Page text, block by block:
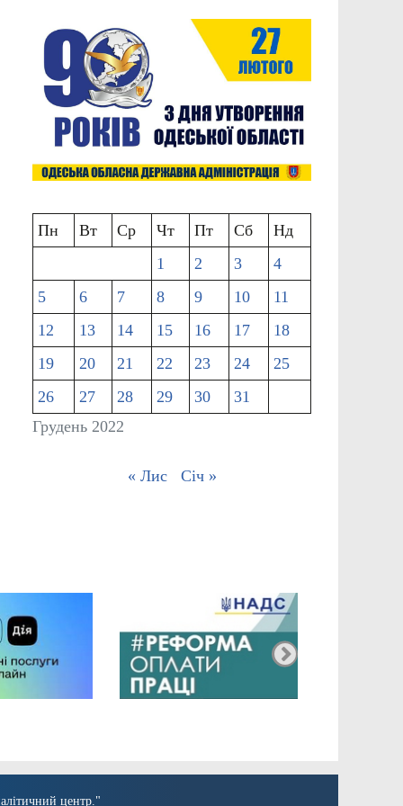
Грудень 2022
Пн Вт Ср Чт Пт Сб
Нд
1
2 3
4
5
6 7 8 9 10
11
12
13 14 15 16 17
18
19
20 21 22 23 24
25
26
27 28 29 30 31
« Лис Січ »
центр."